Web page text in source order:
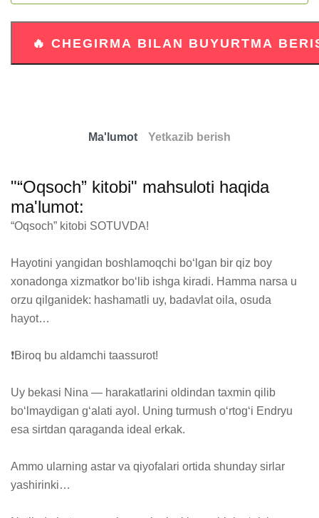
Ma'lumot Yetkazib berish
"“Oqsoch” kitobi" mahsuloti haqida
ma'lumot:
“Oqsoch” kitobi SOTUVDA!
Hayotini yangidan boshlamoqchi boʻlgan bir qiz boy
xonadonga xizmatkor boʻlib ishga kiradi. Hamma narsa u
orzu qilganidek: hashamatli uy, badavlat oila, osuda
hayot…
❗️Biroq bu aldamchi taassurot!
Uy bekasi Nina — harakatlarini oldindan taxmin qilib
boʻlmaydigan gʻalati ayol. Uning turmush oʻrtogʻi Endryu
esa sirtdan qaraganda ideal erkak.
Ammo ularning astar va qiyofalari ortida shunday sirlar
yashirinki…